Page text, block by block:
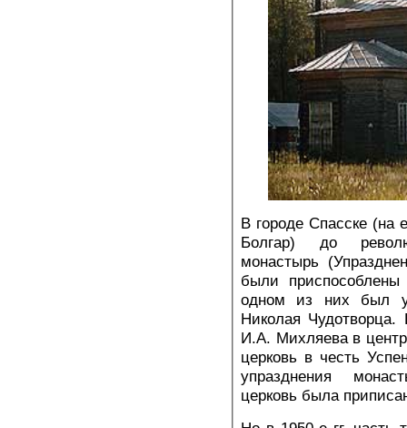
В городе Спасске (на
Болгар) до
монастырь
были
одном из них был
Николая Чудотворца.
И.А. Михляева в
церковь в честь
упразднения
церковь была